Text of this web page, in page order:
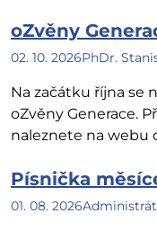
oZvěny
02. 10. 2026PhDr.
Na začátku října se
oZvěny Generace.
naleznete na webu
Písnička
01. 08. 2026